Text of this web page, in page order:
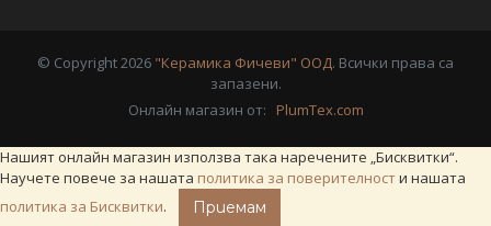
© Copyright 2026 "Керамика Фичеви" ООД. Всички права са
запазени.
Онлайн магазин от:
PlumTex.com
Нашият онлайн магазин използва така наречените „Бисквитки“.
Научете повече за нашата политика за поверителности нашата
политика за Бисквитки. Приемам